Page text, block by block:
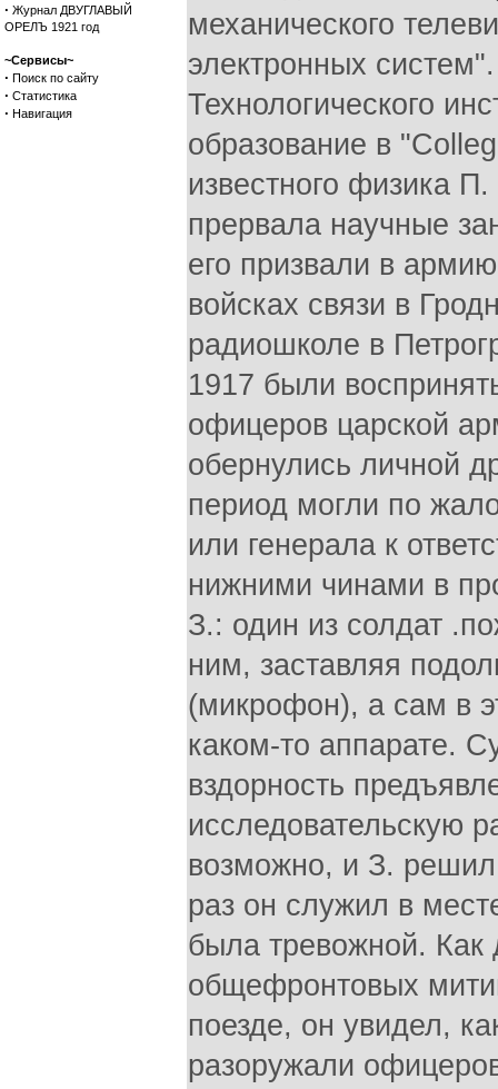
· Журнал ДВУГЛАВЫЙ
ОРЕЛЪ 1921 год
~Сервисы~
· Поиск по сайту
· Статистика
· Навигация